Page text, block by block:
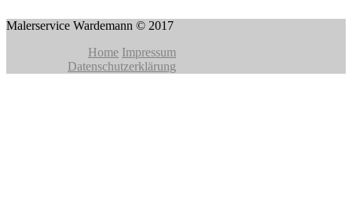
Malerservice Wardemann © 2017
Home Impressum
Datenschutzerklärung